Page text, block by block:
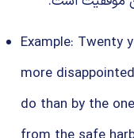
Example: Twenty
more
do than by the